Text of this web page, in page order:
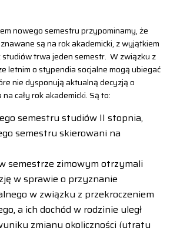
nowego semestru przypominamy, że
są na rok akademicki, z wyjątkiem
trwa jeden semestr. W związku z
letnim o stypendia socjalne mogą ubiegać
nie dysponują aktualną decyzją o
cały rok akademicki. Są to:
semestru studiów II stopnia,
semestru skierowani na
semestrze zimowym otrzymali
w sprawie o przyznanie
w związku z przekroczeniem
a ich dochód w rodzinie uległ
zmiany okoliczności (utraty